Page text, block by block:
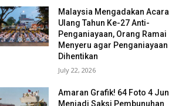
Malaysia Mengadakan Acara
Ulang Tahun Ke-27 Anti-
Penganiayaan, Orang Ramai
Menyeru agar Penganiayaan
Dihentikan
July 22, 2026
Amaran Grafik! 64 Foto 4 Jun
Menjadi Saksi Pembunuhan